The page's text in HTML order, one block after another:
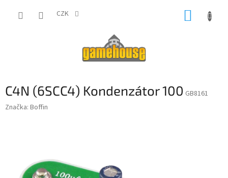
CZK
C4N (6SCC4) Kondenzátor 100 GB8161
Značka: Boffin